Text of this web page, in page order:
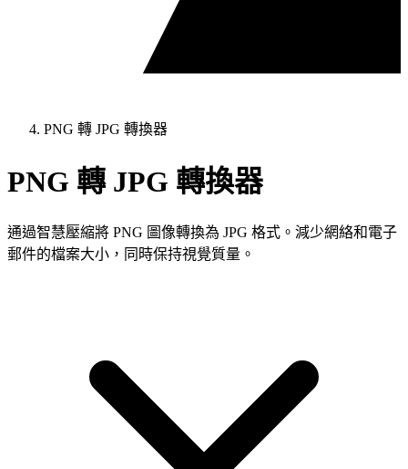
PNG 轉 JPG 轉換器
PNG 轉 JPG 轉換器
通過智慧壓縮將 PNG 圖像轉換為 JPG 格式。減少網絡和電子
郵件的檔案大小，同時保持視覺質量。